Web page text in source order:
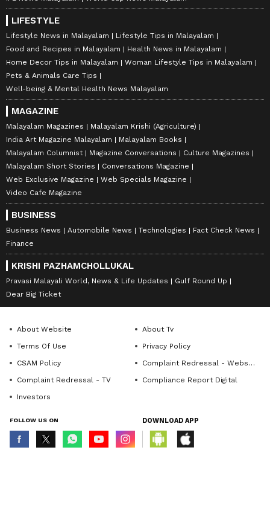
LIFESTYLE
Lifestyle News in Malayalam
Lifestyle Tips in Malayalam
Food and Recipes in Malayalam
Health News in Malayalam
Home Decor Tips in Malayalam
Woman Lifestyle Tips in Malayalam
Pets & Animals Care Tips
Well-being & Mental Health News Malayalam
MAGAZINE
Malayalam Magazines
Malayalam Krishi (Agriculture)
India Art Magazine Malayalam
Malayalam Books
Malayalam Columnist
Magazine Conversations
Culture Magazines
Malayalam Short Stories
Conversations Magazine
Web Exclusive Magazine
Web Specials Magazine
Video Cafe Magazine
BUSINESS
Business News Automobile News Technologies
Fact Check News
Finance
KRISHI PAZHAMCHOLLUKAL
Pravasi Malayali World, News & Life Updates
Gulf Round Up
Dear Big Ticket
About Website
About Tv
Terms Of Use
Privacy Policy
CSAM Policy
Complaint Redressal - Website
Complaint Redressal - TV
Compliance Report Digital
Investors
FOLLOW US ON DOWNLOAD APP